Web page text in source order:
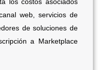
web, servicios de
de soluciones de
a Marketplace